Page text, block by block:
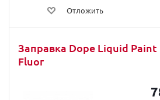
Отложить
Заправка Dope Liquid
Fluor